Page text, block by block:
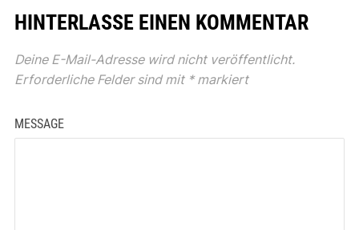
HINTERLASSE EINEN KOMMENTAR
Deine E-Mail-Adresse wird nicht veröffentlicht.
Erforderliche Felder sind mit *markiert
MESSAGE